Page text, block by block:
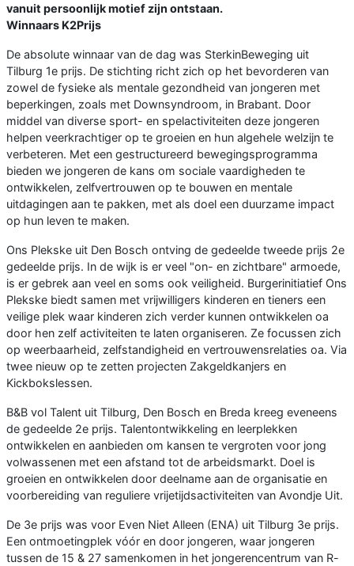
vanuit persoonlijk motief zijn ontstaan.
Winnaars K2Prijs
De absolute winnaar van de dag was SterkinBeweging uit
Tilburg 1e prijs. De stichting richt zich op het bevorderen van
zowel de fysieke als mentale gezondheid van jongeren met
beperkingen, zoals met Downsyndroom, in Brabant. Door
middel van diverse sport- en spelactiviteiten deze jongeren
helpen veerkrachtiger op te groeien en hun algehele welzijn te
verbeteren. Met een gestructureerd bewegingsprogramma
bieden we jongeren de kans om sociale vaardigheden te
ontwikkelen, zelfvertrouwen op te bouwen en mentale
uitdagingen aan te pakken, met als doel een duurzame impact
op hun leven te maken.
Ons Plekske uit Den Bosch ontving de gedeelde tweede prijs 2e
gedeelde prijs. In de wijk is er veel "on- en zichtbare" armoede,
is er gebrek aan veel en soms ook veiligheid. Burgerinitiatief Ons
Plekske biedt samen met vrijwilligers kinderen en tieners een
veilige plek waar kinderen zich verder kunnen ontwikkelen oa
door hen zelf activiteiten te laten organiseren. Ze focussen zich
op weerbaarheid, zelfstandigheid en vertrouwensrelaties oa. Via
twee nieuw op te zetten projecten Zakgeldkanjers en
Kickbokslessen.
B&B vol Talent uit Tilburg, Den Bosch en Breda kreeg eveneens
de gedeelde 2e prijs. Talentontwikkeling en leerplekken
ontwikkelen en aanbieden om kansen te vergroten voor jong
volwassenen met een afstand tot de arbeidsmarkt. Doel is
groeien en ontwikkelen door deelname aan de organisatie en
voorbereiding van reguliere vrijetijdsactiviteiten van Avondje Uit.
De 3e prijs was voor Even Niet Alleen (ENA) uit Tilburg 3e prijs.
Een ontmoetingplek vóór en door jongeren, waar jongeren
tussen de 15 & 27 samenkomen in het jongerencentrum van R-